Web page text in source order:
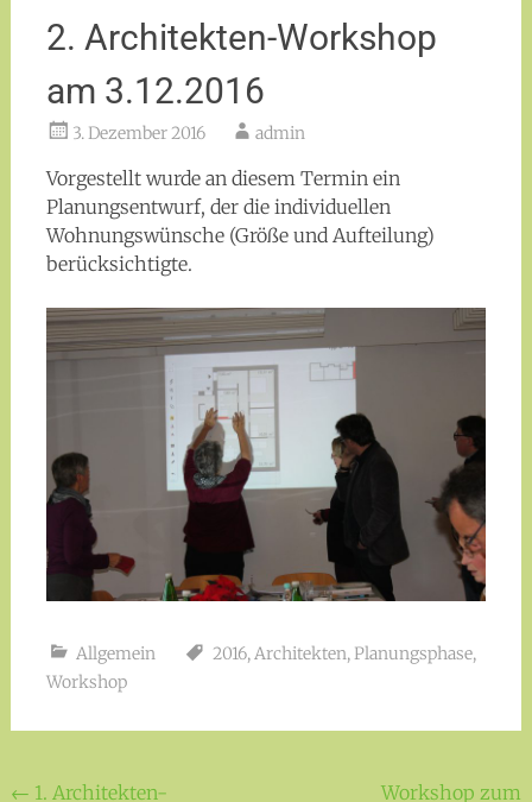
2. Architekten-Workshop
am 3.12.2016
3. Dezember 2016 admin
Vorgestellt wurde an diesem Termin ein
Planungsentwurf, der die individuellen
Wohnungswünsche (Größe und Aufteilung)
berücksichtigte.
Allgemein 2016,Architekten,Planungsphase,
Workshop
← 1. Architekten-
Workshop zum